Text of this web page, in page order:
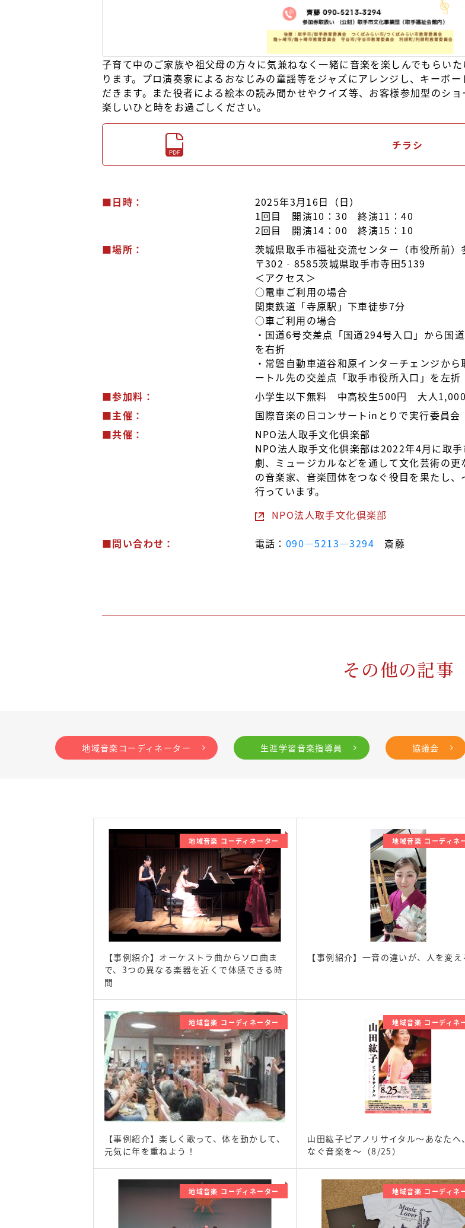
子育て中のご家族や祖父母の方々に気兼ねなく一緒に音楽を楽しんでもらい
ります。プロ演奏家によるおなじみの童謡等をジャズにアレンジし、キーボ
だきます。また役者による絵本の読み聞かせやクイズ等、お客様参加型のシ
楽しいひと時をお過ごしください。
チラシ
■日時：
2025年3月16日（日）
1回目 開演10：30 終演11：40
2回目 開演14：00 終演15：10
■場所：
茨城県取手市福祉交流センター（市役所前）
〒302‐8585茨城県取手市寺田5139
＜アクセス＞
○電車ご利用の場合
関東鉄道「寺原駅」下車徒歩7分
○車ご利用の場合
・国道6号交差点「国道294号入口」から国
を右折
・常磐自動車道谷和原インターチェンジか
ートル先の交差点「取手市役所入口」を左折
■参加料：
小学生以下無料 中高校生500円 大人
■主催：
国際音楽の日コンサートinとりで実行委員会
■共催：
NPO法人取手文化俱楽部
NPO法人取手文化俱楽部は2022年4月に取
劇、ミュージカルなどを通して文化芸術の
の音楽家、音楽団体をつなぐ役目を果たし
行っています。
NPO法人取手文化倶楽部
■問い合わせ：
電話： 090―5213―3294 斎藤
その他の記事
地域音楽コーディネーター 生涯学習音楽指導員 協議会
地域音楽 コーディネーター
【事例紹介】オーケストラ曲からソロ曲ま
で、3つの異なる楽器を近くで体感できる時
間
地域音楽 コーディネ
【事例紹介】一音の違いが、人を変え
地域音楽 コーディネーター
【事例紹介】楽しく歌って、体を動かして、
元気に年を重ねよう！
地域音楽 コーディネ
山田紘子ピアノリサイタル～あなたへ
なぐ音楽を～（8/25）
地域音楽 コーディネーター 地域音楽 コーディネ